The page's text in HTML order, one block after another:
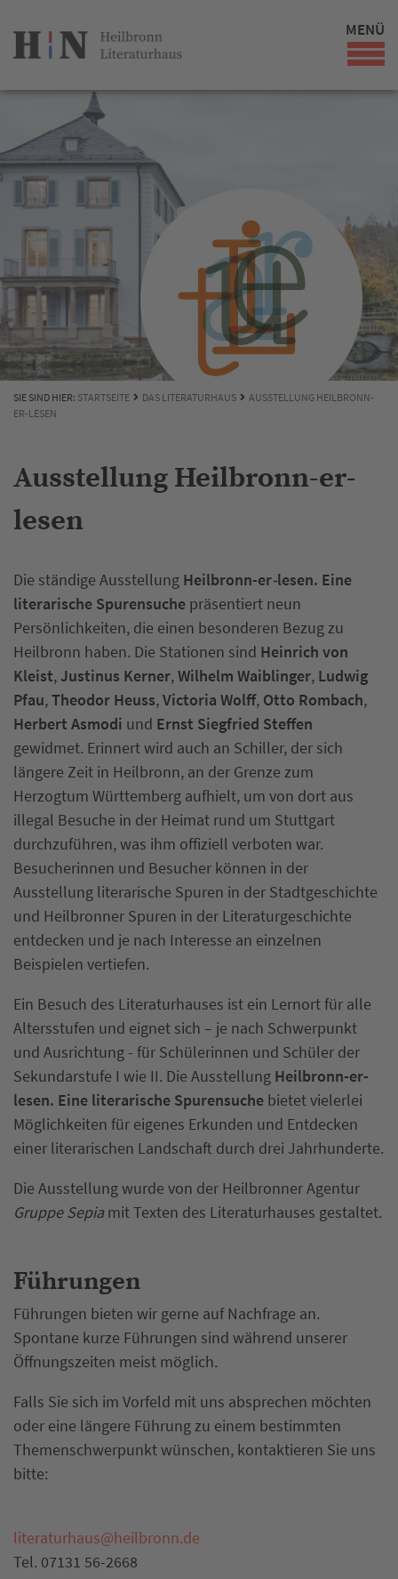
MENÜ
SIE SIND HIER: STARTSEITE DAS LITERATURHAUS
AUSSTELLUNG HEILBRONN-
ER-LESEN
Ausstellung Heilbronn-er-
lesen
Die ständige Ausstellung Heilbronn-er-lesen. Eine
literarische Spurensuche präsentiert neun
Persönlichkeiten, die einen besonderen Bezug zu
Heilbronn haben. Die Stationen sind Heinrich von
Kleist, Justinus Kerner,Wilhelm Waiblinger, Ludwig
Pfau,Theodor Heuss,Victoria Wolff, Otto Rombach,
Herbert Asmodi und Ernst Siegfried Steffen
gewidmet. Erinnert wird auch an Schiller, der sich
längere Zeit in Heilbronn, an der Grenze zum
Herzogtum Württemberg aufhielt, um von dort aus
illegal Besuche in der Heimat rund um Stuttgart
durchzuführen, was ihm offiziell verboten war.
Besucherinnen und Besucher können in der
Ausstellung literarische Spuren in der Stadtgeschichte
und Heilbronner Spuren in der Literaturgeschichte
entdecken und je nach Interesse an einzelnen
Beispielen vertiefen.
Ein Besuch des Literaturhauses ist ein Lernort für alle
Altersstufen und eignet sich – je nach Schwerpunkt
und Ausrichtung - für Schülerinnen und Schüler der
Sekundarstufe I wie II. Die Ausstellung Heilbronn-er-
lesen. Eine literarische Spurensuche bietet vielerlei
Möglichkeiten für eigenes Erkunden und Entdecken
einer literarischen Landschaft durch drei Jahrhunderte.
Die Ausstellung wurde von der Heilbronner Agentur
Gruppe Sepia mit Texten des Literaturhauses gestaltet.
Führungen
Führungen bieten wir gerne auf Nachfrage an.
Spontane kurze Führungen sind während unserer
Öffnungszeiten meist möglich.
Falls Sie sich im Vorfeld mit uns absprechen möchten
oder eine längere Führung zu einem bestimmten
Themenschwerpunkt wünschen, kontaktieren Sie uns
bitte:
literaturhaus@heilbronn.de
Tel. 07131 56-2668